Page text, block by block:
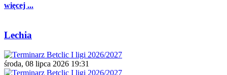
więcej ...
Lechia
środa, 08 lipca 2026 19:31